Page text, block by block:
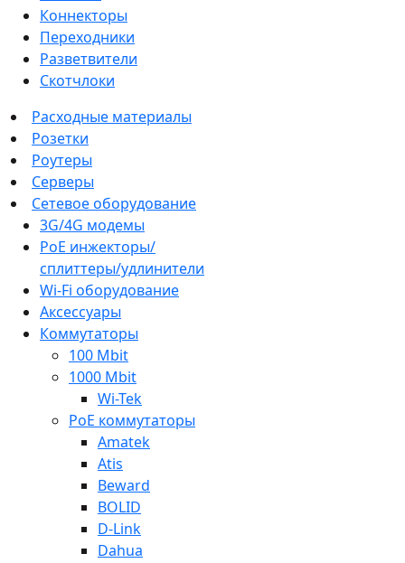
Коннекторы
Переходники
Разветвители
Скотчлоки
Расходные материалы
Розетки
Роутеры
Серверы
Сетевое оборудование
3G/4G модемы
PoE инжекторы/
сплиттеры/удлинители
Wi-Fi оборудование
Аксессуары
Коммутаторы
100 Mbit
1000 Mbit
Wi-Tek
PoE коммутаторы
Amatek
Atis
Beward
BOLID
D-Link
Dahua